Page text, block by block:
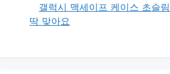
갤럭시 맥세이프 케이스 초슬
딱 맞아요